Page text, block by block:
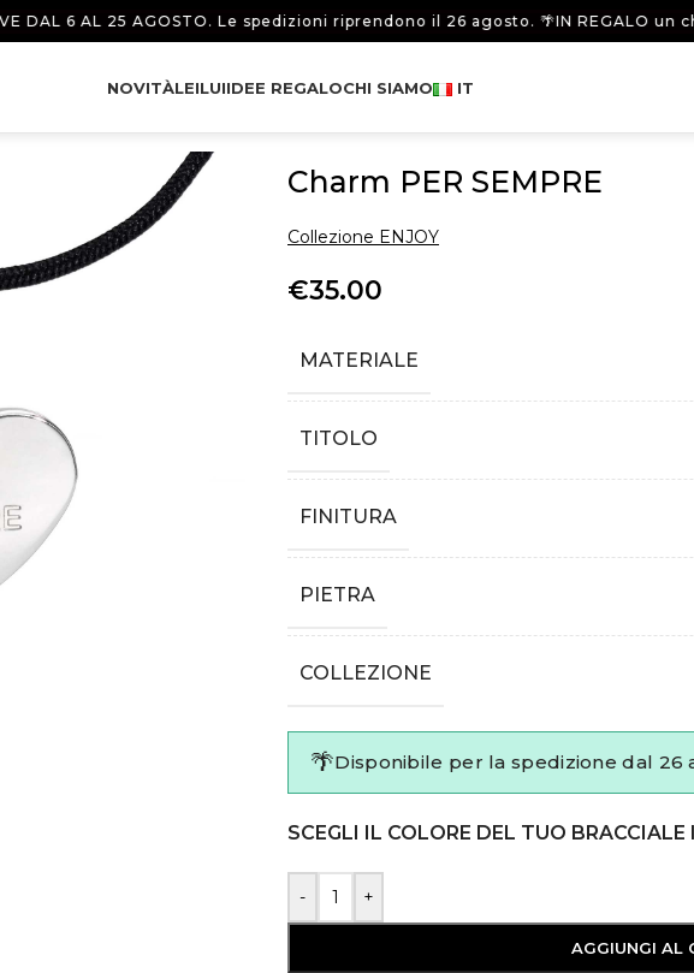
6 AL 25 AGOSTO. Le spedizioni riprendono il 26 agosto. 🌴IN REGALO un
NOVITÀLEILUIIDEE REGALOCHI SIAMO IT
Charm PER SEMPRE
Collezione ENJOY
€35.00
MATERIALE
TITOLO
FINITURA
PIETRA
COLLEZIONE
🌴Disponibile per la spedizione dal 26
SCEGLI IL COLORE DEL TUO BRACCIALE
- +
AGGIUNGI AL